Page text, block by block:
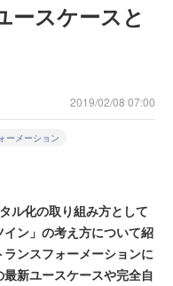
ースケースと
2019/02/08 07:00
ーメーション
ル化の取り組み方として
イン」の考え方について紹
ンスフォーメーションに
新ユースケースや完全自